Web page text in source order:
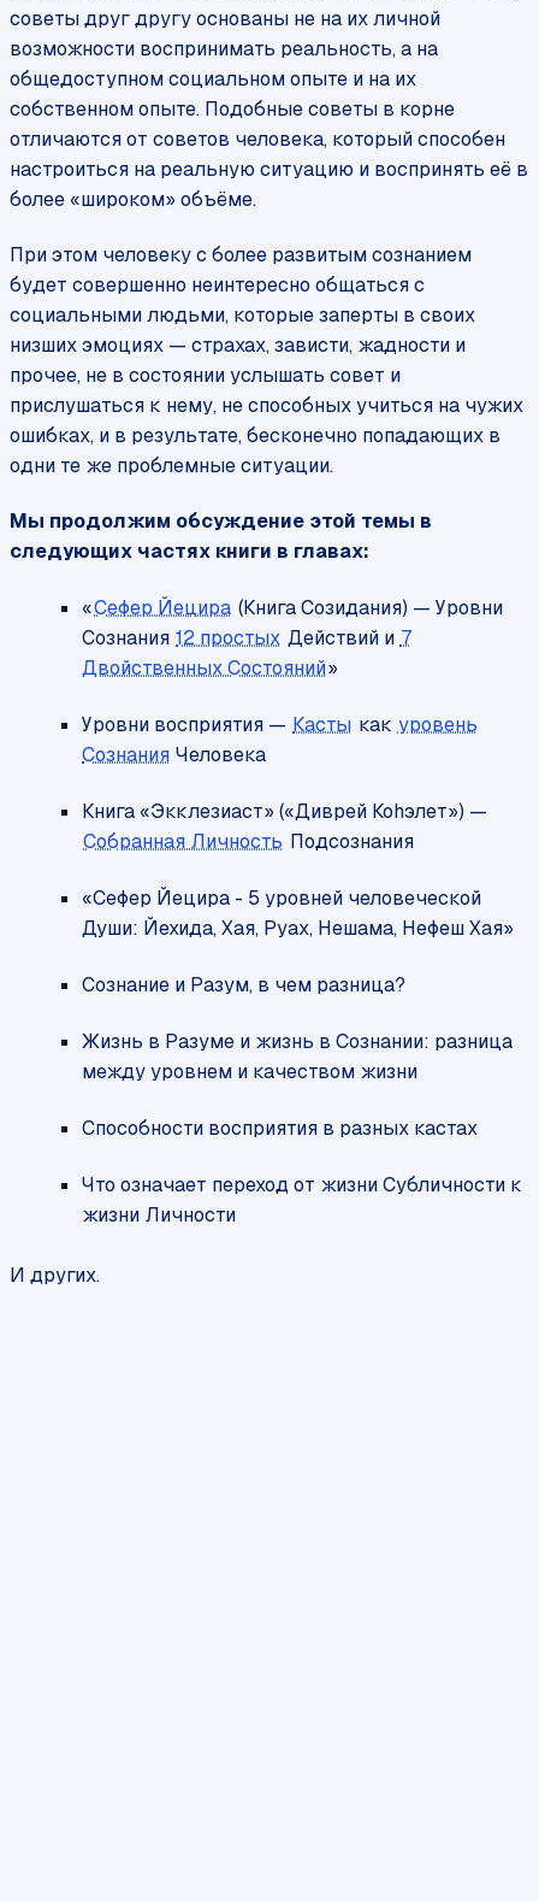
советы друг другу основаны не на их личной
возможности воспринимать реальность, а на
общедоступном социальном опыте и на их
собственном опыте. Подобные советы в корне
отличаются от советов человека, который способен
настроиться на реальную ситуацию и воспринять её в
более «широком» объёме.
При этом человеку с более развитым сознанием
будет совершенно неинтересно общаться с
социальными людьми, которые заперты в своих
низших эмоциях — страхах, зависти, жадности и
прочее, не в состоянии услышать совет и
прислушаться к нему, не способных учиться на чужих
ошибках, и в результате, бесконечно попадающих в
одни те же проблемные ситуации.
Мы продолжим обсуждение этой темы в
следующих частях книги в главах:
«Сефер Йецира (Книга Созидания) — Уровни
Сознания 12 простых Действий и 7
Двойственных Состояний»
Уровни восприятия — Касты как уровень
Сознания Человека
Книга «Экклезиаст» («Диврей Коhэлет») —
Собранная Личность Подсознания
«Сефер Йецира - 5 уровней человеческой
Души: Йехида, Хая, Руах, Нешама, Нефеш Хая»
Сознание и Разум, в чем разница?
Жизнь в Разуме и жизнь в Сознании: разница
между уровнем и качеством жизни
Способности восприятия в разных кастах
Что означает переход от жизни Субличности к
жизни Личности
И других.